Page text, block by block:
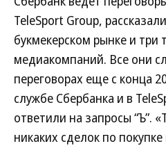
TeleSport Group,
букмекерском рынке и
медиакомпаний. Все они
переговорах еще с конца
службе Сбербанка и в
ответили на запросы “Ъ”.
никаких сделок по